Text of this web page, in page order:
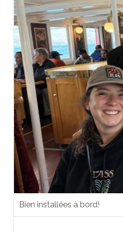
Bien installées à bord!